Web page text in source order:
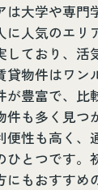
は大学や専門
に人気のエリ
しており、活
貸物件はワン
が豊富で、比
も多く見つ
便性も高く、
ひとつです。
にもおすすめ